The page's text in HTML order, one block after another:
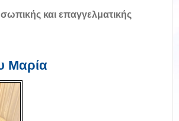
και επαγγελματικής
Μαρία